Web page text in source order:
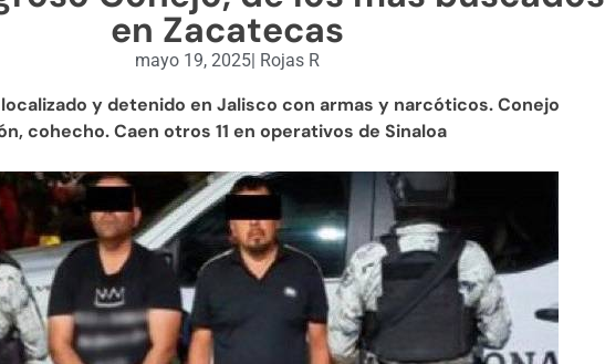
en Zacatecas
mayo 19, 2025| Rojas R
y detenido en Jalisco con armas y narcóticos. Conejo
cohecho. Caen otros 11 en operativos de Sinaloa